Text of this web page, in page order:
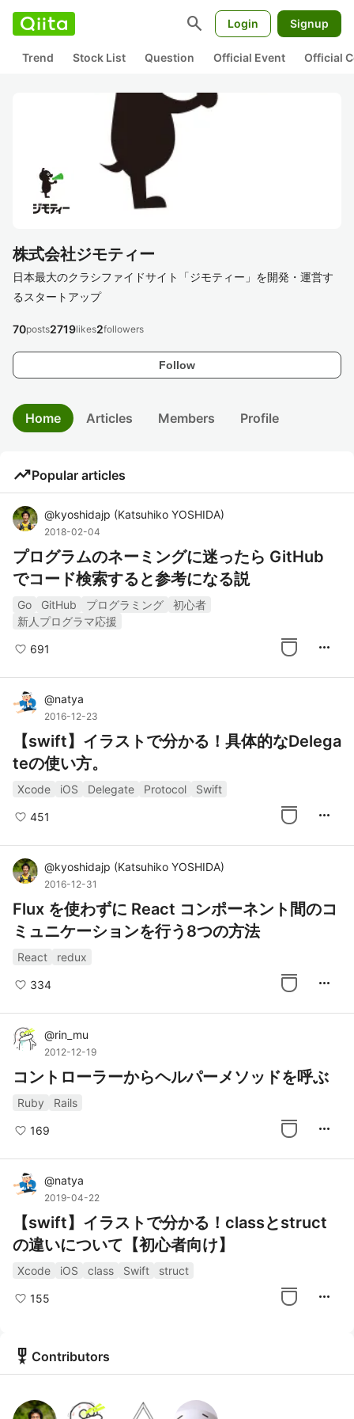
search Login Signup
Trend Stock List Question Official Event Official
株式会社ジモティー
日本最大のクラシファイドサイト「ジモティー」を開発・運営す
るスタートアップ
Follow
70posts2719likes2followers
Home Articles Members Profile
trending_upPopular articles
@kyoshidajp (Katsuhiko YOSHIDA)
2018-02-04
プログラムのネーミングに迷ったら GitHub
でコード検索すると参考になる説
Go GitHub プログラミング
初心者
新人プログラマ応援
691 more_horiz
@natya
2016-12-23
【swift】イラストで分かる！具体的なDelega
teの使い方。
Xcode iOS Delegate Protocol Swift
451 more_horiz
@kyoshidajp (Katsuhiko YOSHIDA)
2016-12-31
Flux を使わずに React コンポーネント間のコ
ミュニケーションを行う8つの方法
React redux
334 more_horiz
@rin_mu
2012-12-19
コントローラーからヘルパーメソッドを呼ぶ
Ruby Rails
169 more_horiz
@natya
2019-04-22
【swift】イラストで分かる！classとstruct
の違いについて【初心者向け】
Xcode iOS class Swift struct
155 more_horiz
military_tech Contributors